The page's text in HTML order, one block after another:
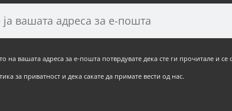
на вашата адреса за е-пошта потврдувате дека сте ги прочитале и се
за приватност и дека сакате да примате вести од нас.